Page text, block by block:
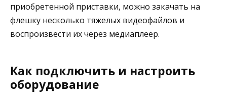
приобретенной приставки, можно закачать на
флешку несколько тяжелых видеофайлов и
воспроизвести их через медиаплеер.
Как подключить и настроить
оборудование